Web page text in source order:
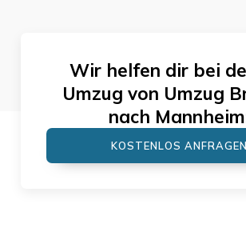
Wir helfen dir bei
Umzug von Umzug
nach Mannheim
KOSTENLOS ANFRAGEN